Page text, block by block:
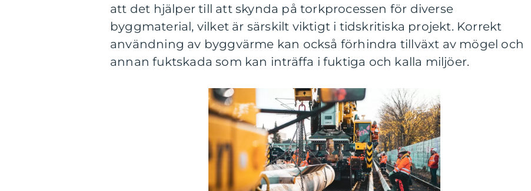
att det hjälper till att skynda på torkprocessen för diverse
byggmaterial, vilket är särskilt viktigt i tidskritiska projekt. Korrekt
användning av byggvärme kan också förhindra tillväxt av mögel och
annan fuktskada som kan inträffa i fuktiga och kalla miljöer.